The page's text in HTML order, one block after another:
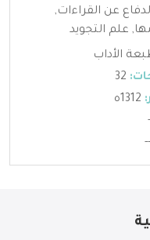
عن القراءات,
, علم التجويد
الأداب